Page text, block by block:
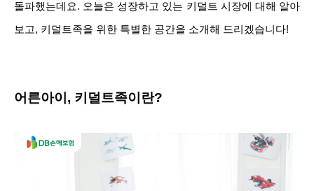
돌파했는데요. 오늘은 성장하고 있는 키덜트 시장에 대해 알아
보고, 키덜트족을 위한 특별한 공간을 소개해 드리겠습니다!
어른아이, 키덜트족이란?